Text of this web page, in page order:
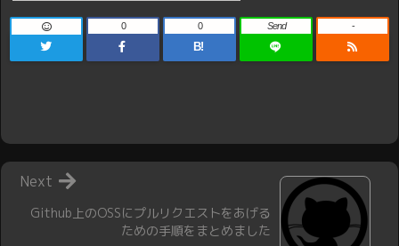
0
B!
0 Send -
Github上のOSSにプルリクエストをあげる
ための手順をまとめました
Next